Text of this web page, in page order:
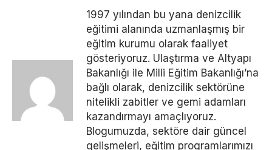
1997 yılından bu yana denizcilik
eğitimi alanında uzmanlaşmış bir
eğitim kurumu olarak faaliyet
gösteriyoruz. Ulaştırma ve Altyapı
Bakanlığı ile Milli Eğitim Bakanlığı’na
bağlı olarak, denizcilik sektörüne
nitelikli zabitler ve gemi adamları
kazandırmayı amaçlıyoruz.
Blogumuzda, sektöre dair güncel
gelişmeleri, eğitim programlarımızı